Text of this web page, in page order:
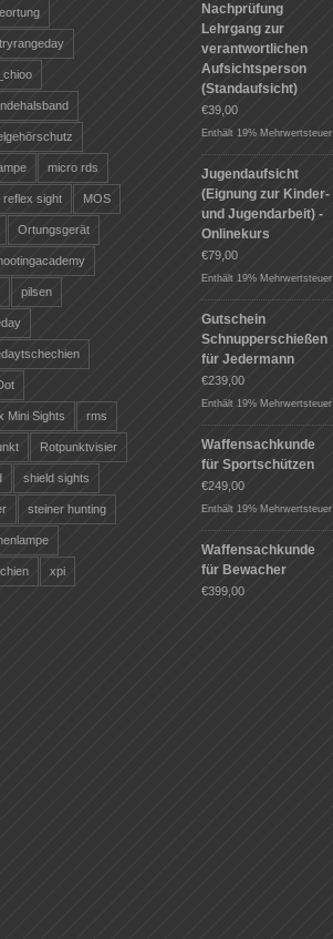
micro rds
reflex sight MOS
Ortungsgerät
pilsen
Mini Sights rms
Rotpunktvisier
shield sights
steiner hunting
xpi
Nachprüfung
Lehrgang zur
verantwortlichen
Aufsichtsperson
(Standaufsicht)
€39,00
Enthält 19% Mehrwertsteuer
Jugendaufsicht
(Eignung zur Kinder-
und Jugendarbeit) -
Onlinekurs
€79,00
Enthält 19% Mehrwertsteuer
Gutschein
Schnupperschießen
für Jedermann
€239,00
Enthält 19% Mehrwertsteuer
Waffensachkunde
für Sportschützen
€249,00
Enthält 19% Mehrwertsteuer
Waffensachkunde
für Bewacher
€399,00